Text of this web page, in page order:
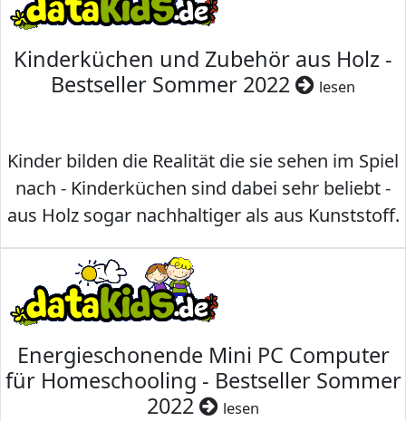
Kinderküchen und Zubehör aus Holz -
Bestseller Sommer 2022
lesen
Kinder bilden die Realität die sie sehen im Spiel
nach - Kinderküchen sind dabei sehr beliebt -
aus Holz sogar nachhaltiger als aus Kunststoff.
Energieschonende Mini PC Computer
für Homeschooling - Bestseller Sommer
2022
lesen